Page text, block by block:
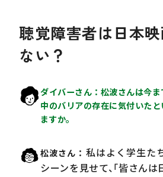
聴覚障害者は日本
ない？
ダイバーさん
松波さんは今
中のバリアの存在に気付いた
ますか。
松波さん
私はよく学生た
シーンを見せて、「皆さん